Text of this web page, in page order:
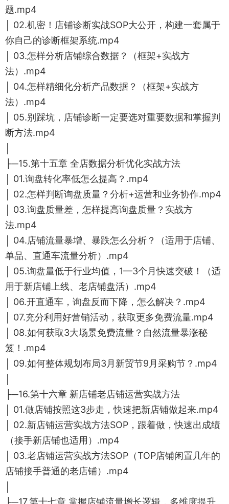
题.mp4
│ 02.机密！店铺诊断实战SOP大公开，构建一套属于
你自己的诊断框架系统.mp4
│ 03.怎样分析店铺综合数据？（框架+实战方
法）.mp4
│ 04.怎样精细化分析产品数据？（框架+实战方
法）.mp4
│ 05.别踩坑，店铺诊断一定要选对重要数据和掌握判
断方法.mp4
├─15.第十五章 全店数据分析优化实战方法
│ 01.询盘转化率低怎么提高？.mp4
│ 02.怎样判断询盘质量？分析+运营和业务协作.mp4
│ 03.询盘质量差，怎样提高询盘质量？实战方
法.mp4
│ 04.店铺流量暴增、暴跌怎么分析？（适用于店铺、
单品、直通车流量分析）.mp4
│ 05.询盘量低于行业均值，1—3个月快速突破！（适
用于新店铺上线、老店铺盘活）.mp4
│ 06.开直通车，询盘反而下降，怎么解决？.mp4
│ 07.充分利用好营销活动，获取更多免费流量.mp4
│ 08.如何获取3大场景免费流量？自然流量暴涨秘
笈！.mp4
│ 09.如何整体规划布局3月新贸节9月采购节？.mp4
├─16.第十六章 新店铺老店铺运营实战方法
│ 01.做店铺按照这3步走，快速把新店铺做起来.mp4
│ 02.新店铺运营实战方法SOP，跟着做，快速出成绩
（接手新店铺也适用）.mp4
│ 03.老店铺运营实战方法SOP（TOP店铺闲置几年的
店铺接手普通的老店铺）.mp4
├─17.第十七章 掌握店铺流量增长逻辑，多维度提升